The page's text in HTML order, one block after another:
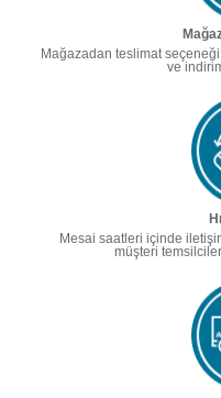
Mağazadan teslimat
ve
Mesai saatleri içinde
müşteri